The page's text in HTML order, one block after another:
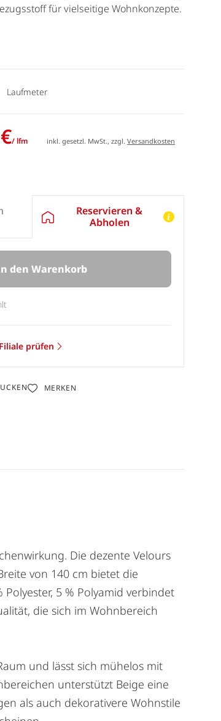
für vielseitige Wohnkonzepte.
Laufmeter
/ lfm inkl. gesetzl. MwSt., zzgl.Versandkosten
Reservieren &
Abholen
den Warenkorb
prüfen
MERKEN
Die dezente Velours
von 140 cm bietet die
5 % Polyamid verbindet
die sich im Wohnbereich
und lässt sich mühelos mit
unterstützt Beige eine
als auch dekorativere Wohnstile